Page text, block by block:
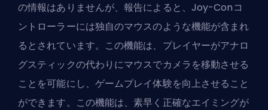
の情報はありませんが、報告によると、Joy-Conコ
ントローラーには独自のマウスのような機能が含まれ
るとされています。この機能は、プレイヤーがアナロ
グスティックの代わりにマウスでカメラを移動させる
ことを可能にし、ゲームプレイ体験を向上させること
ができます。この機能は、素早く正確なエイミングが